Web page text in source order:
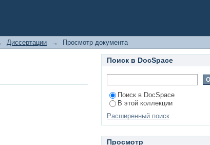
Диссертации → Просмотр документа
Поиск в DocSpace
Поиск в DocSpace
В этой коллекции
Расширенный поиск
Просмотр